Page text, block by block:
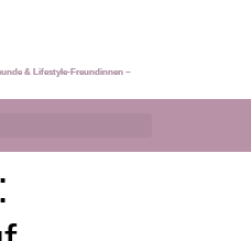
& Lifestyle-Freundinnen ~